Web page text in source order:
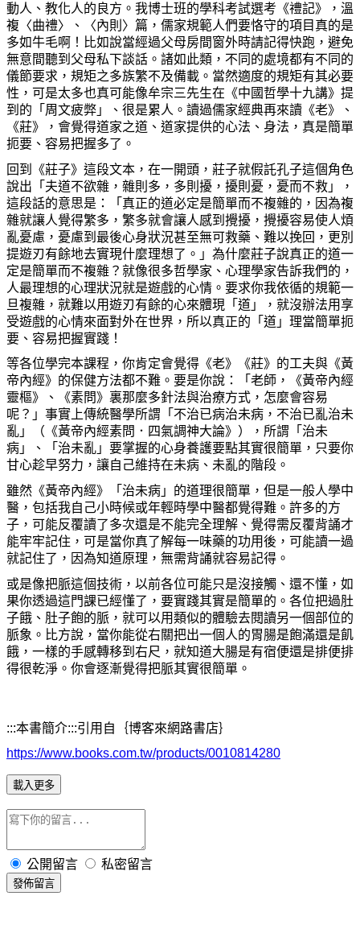
動人、教化人的良方。我博士班的學科考試選考《禮記》，溫
複〈曲禮〉、〈內則〉篇，儒家規範人們要恪守的項目真的是
多如牛毛啊！比如說當經過父母房間窗外時請記得快跑，避免
無意間聽到父母私下談話。諸如此類，不同的處境都有不同的
儀節要求，規矩之多族繁不及備載。當然適度的規矩有其必要
性，可是太多也真可能像牟宗三先生在《中國哲學十九講》提
到的「周文疲弊」、很是累人。讀過儒家經典再來讀《老》、
《莊》，會覺得道家之道、道家提供的心法、身法，真是簡單
扼要、容易把握多了。
回到《莊子》這段文本，在一開頭，莊子就假託孔子這個角色
說出「夫道不欲雜，雜則多，多則擾，擾則憂，憂而不救」，
這段話的意思是：「真正的道必定是簡單而不複雜的，因為複
雜就讓人覺得繁多，繁多就會讓人感到攪擾，攪擾容易使人煩
亂憂慮，憂慮到最後心身狀況甚至無可救藥、難以挽回，更別
提遊刃有餘地去實現什麼理想了。」為什麼莊子說真正的道一
定是簡單而不複雜？就像很多哲學家、心理學家告訴我們的，
人最理想的心理狀況就是遊戲的心情。要求你我依循的規範一
旦複雜，就難以用遊刃有餘的心來體現「道」，就沒辦法用享
受遊戲的心情來面對外在世界，所以真正的「道」理當簡單扼
要、容易把握實踐！
等各位學完本課程，你肯定會覺得《老》《莊》的工夫與《黃
帝內經》的保健方法都不難。要是你說：「老師，《黃帝內經
靈樞》、《素問》裏那麼多針法與治療方式，怎麼會容易
呢？」事實上傳統醫學所謂「不治已病治未病，不治已亂治未
亂」（《黃帝內經素問．四氣調神大論》），所謂「治未
病」、「治未亂」要掌握的心身養護要點其實很簡單，只要你
甘心趁早努力，讓自己維持在未病、未亂的階段。
雖然《黃帝內經》「治未病」的道理很簡單，但是一般人學中
醫，包括我自己小時候或年輕時學中醫都覺得難。許多的方
子，可能反覆讀了多次還是不能完全理解、覺得需反覆背誦才
能牢牢記住，可是當你真了解每一味藥的功用後，可能讀一過
就記住了，因為知道原理，無需背誦就容易記得。
或是像把脈這個技術，以前各位可能只是沒接觸、還不懂，如
果你透過這門課已經懂了，要實踐其實是簡單的。各位把過肚
子餓、肚子飽的脈，就可以用類似的體驗去閱讀另一個部位的
脈象。比方說，當你能從右關把出一個人的胃腸是飽滿還是飢
餓，一樣的手感轉移到右尺，就知道大腸是有宿便還是排便排
得很乾淨。你會逐漸覺得把脈其實很簡單。
:::本書簡介:::引用自｛博客來網路書店｝
https://www.books.com.tw/products/0010814280
載入更多
公開留言 私密留言
發佈留言